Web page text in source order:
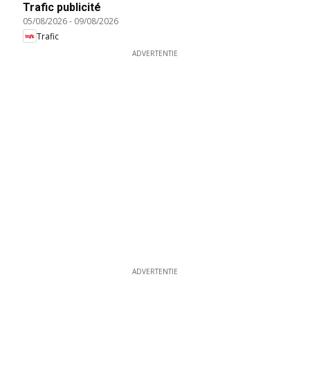
Trafic publicité
05/08/2026- 09/08/2026
Trafic
ADVERTENTIE
ADVERTENTIE